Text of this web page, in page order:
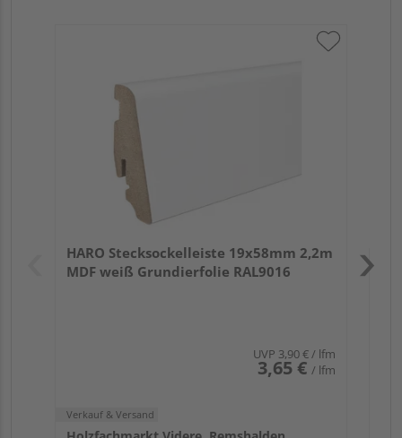
HARO Stecksockelleiste 19x58mm 2,2m
MDF weiß Grundierfolie RAL9016
UVP 3,90 €/ lfm
3,65 € / lfm
Verkauf & Versand